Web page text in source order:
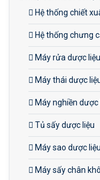
Hệ thống chiết
Hệ thống chưng
Máy rửa dược liệu
Máy thái dược
Máy nghiền dược
Tủ sấy dược liệu
Máy sao dược liệu
Máy sấy chân